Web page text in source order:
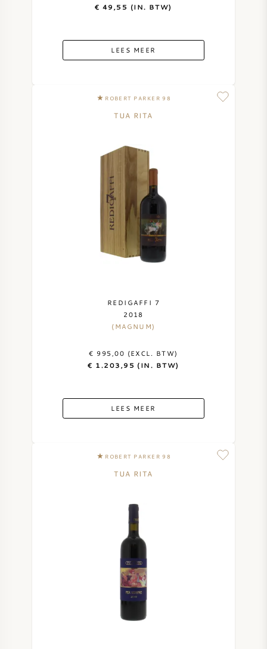
€ 49,55 (IN. BTW)
LEES MEER
ROBERT PARKER 98
TUA RITA
REDIGAFFI 7
2018
(MAGNUM)
€ 995,00 (EXCL. BTW)
€ 1.203,95 (IN. BTW)
LEES MEER
ROBERT PARKER 98
TUA RITA